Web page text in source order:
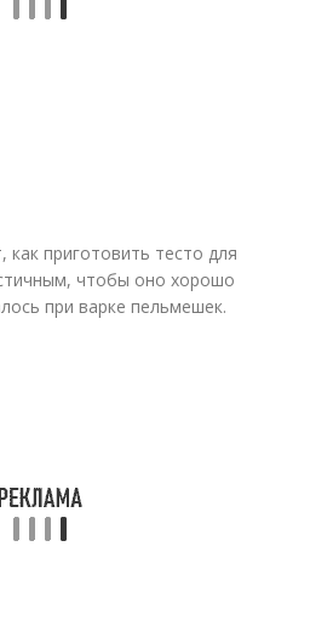
как приготовить тесто для
чтобы оно хорошо
при варке пельмешек.